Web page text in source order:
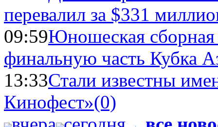
перевалил за $331
09:59Юношеская
финальную часть Кубка
13:33Стали известны
Кинофест»(0)